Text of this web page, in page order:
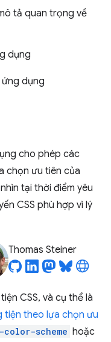
tả quan trọng về
dụng
dụng
cho phép các
chọn ưu tiên của
tại thời điểm yêu
CSS phù hợp vì lý
Thomas Steiner
CSS, và cụ thể là
tiện theo lựa chọn ưu
scheme hoặc